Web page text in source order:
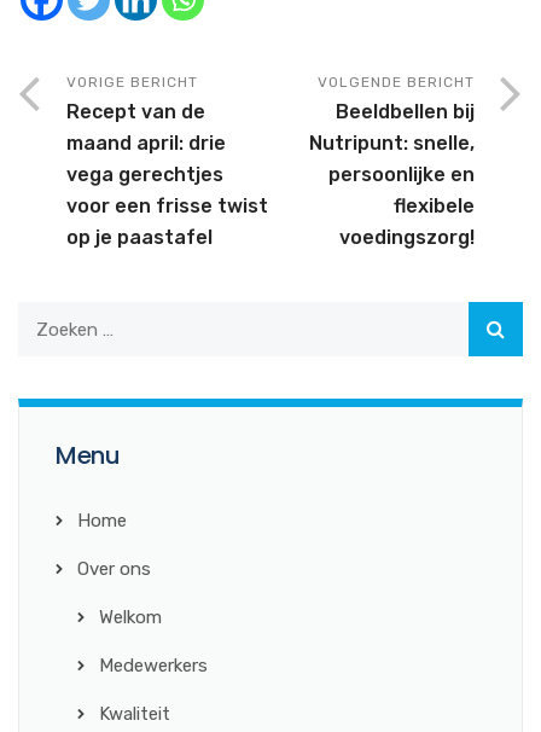
VORIGE BERICHT
Recept van de
maand april: drie
vega gerechtjes
voor een frisse twist
op je paastafel
VOLGENDE BERICHT
Beeldbellen bij
Nutripunt: snelle,
persoonlijke en
flexibele
voedingszorg!
Menu
Home
Over ons
Welkom
Medewerkers
Kwaliteit